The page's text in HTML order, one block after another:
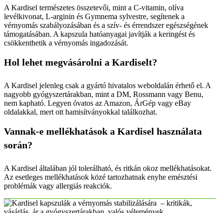
A Kardisel természetes összetevői, mint a C-vitamin, olíva
levélkivonat, L-arginin és Gymnema sylvestre, segítenek a
vérnyomás szabályozásában és a szív- és érrendszer egészségének
támogatásában. A kapszula hatóanyagai javítják a keringést és
csökkenthetik a vérnyomás ingadozását.
Hol lehet megvásárolni a Kardiselt?
A Kardisel jelenleg csak a gyártó hivatalos weboldalán érhető el. A
nagyobb gyógyszertárakban, mint a DM, Rossmann vagy Benu,
nem kapható. Legyen óvatos az Amazon, ÁrGép vagy eBay
oldalakkal, mert ott hamisítványokkal találkozhat.
Vannak-e mellékhatások a Kardisel használata
során?
A Kardisel általában jól tolerálható, és ritkán okoz mellékhatásokat.
Az esetleges mellékhatások közé tartozhatnak enyhe emésztési
problémák vagy allergiás reakciók.